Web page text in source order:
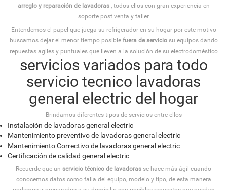
arreglo y reparación de lavadoras , todos ellos con gran experiencia en
soporte post venta y taller
Entendemos el papel que juega su refrigerador en su hogar por este motivo
buscamos dejar el menor tiempo posible fuera de serviciosu equipos dando
repuestas agiles y puntuales que lleven a la solución de su electrodoméstico
servicios variados para todo
servicio tecnico lavadoras
general electric del hogar
Brindamos diferentes tipos de servicios entre ellos
Instalación de lavadoras general electric
Mantenimiento preventivo de lavadoras general electric
Mantenimiento Correctivo de lavadoras general electric
Certificación de calidad general electric
Recuerde que un servicio técnico de lavadoras se hace más ágil cuando
conocemos datos como falla del equipo, modelo y tipo, de esta manera